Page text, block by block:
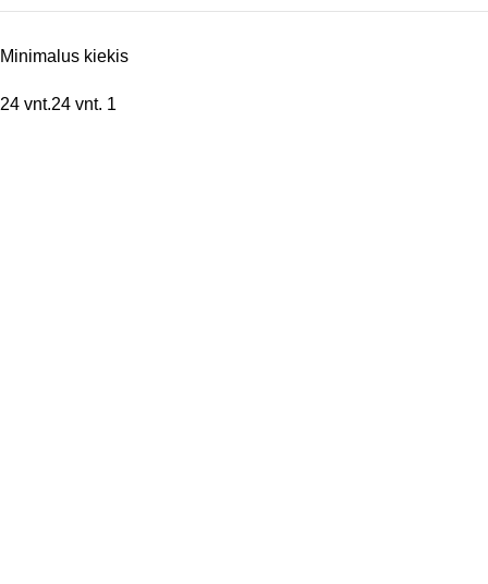
Minimalus kiekis
24 vnt.24 vnt. 1